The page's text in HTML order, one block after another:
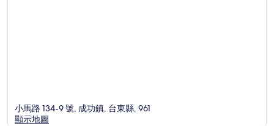
小馬路 134-9 號, 成功鎮, 台東縣, 961
顯示地圖